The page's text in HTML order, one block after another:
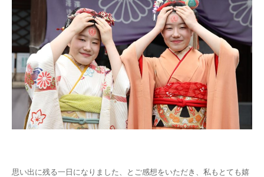
思い出に残る一日になりました、とご感想をいただき、私もとても嬉